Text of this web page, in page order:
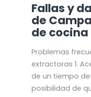
Fallas y
de
de cocina
Problemas
extractoras 1.
de un tiempo
posibilidad de